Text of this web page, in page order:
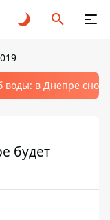
воды: в Днепре
будет